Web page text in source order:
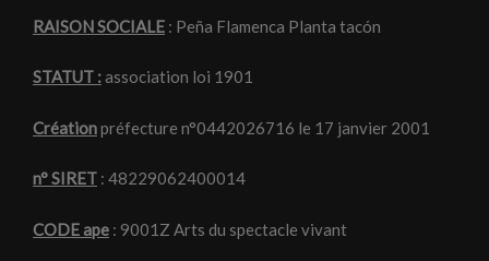
RAISON SOCIALE : Peña Flamenca Planta tacón
STATUT :association loi 1901
Créationpréfecture n°0442026716 le 17 janvier 2001
n° SIRET : 48229062400014
CODE ape : 9001Z Arts du spectacle vivant